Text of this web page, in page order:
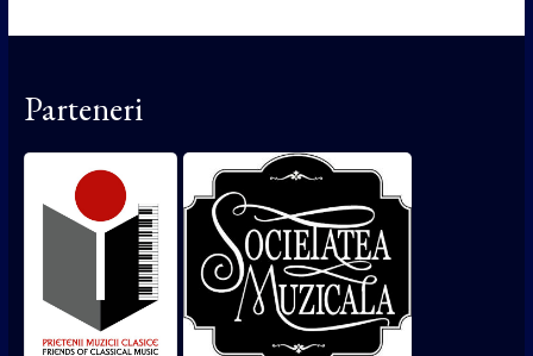
Parteneri